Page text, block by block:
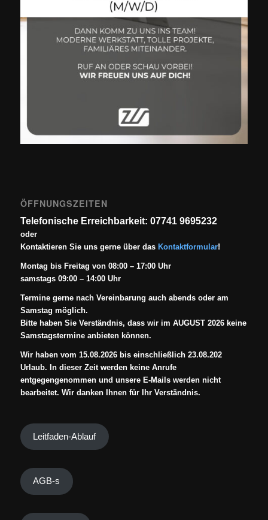
ÖFFNUNGSZEITEN
Telefonische Erreichbarkeit: 07741 9695232
oder
Kontaktieren Sie uns gerne über das Kontaktformular!
Montag bis Freitag von 08:00 – 17:00 Uhr
samstags 09:00 – 14:00 Uhr
Termine gerne nach Vereinbarung auch abends oder am
Samstag möglich.
Bitte haben Sie Verständnis, dass wir im AUGUST 2026 keine
Samstagstermine anbieten können.
Wir haben vom 15.08.2026 bis einschließlich 23.08.202
Urlaub. In dieser Zeit werden keine Anrufe
entgegengenommen und unsere E-Mails werden nicht
bearbeitet. Wir danken Ihnen für Ihr Verständnis.
Leitfaden-Ablauf
AGB-s